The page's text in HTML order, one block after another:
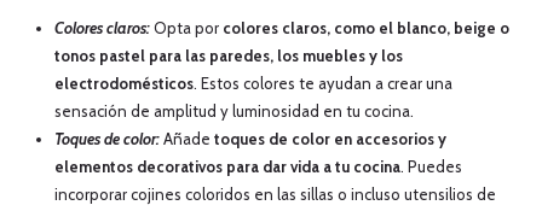
Colores claros:Opta por colores claros, como el blanco, beige o
tonos pastel para las paredes, los muebles y los
electrodomésticos. Estos colores te ayudan a crear una
sensación de amplitud y luminosidad en tu cocina.
Toques de color:Añade toques de color en accesorios y
elementos decorativos para dar vida a tu cocina. Puedes
incorporar cojines coloridos en las sillas o incluso utensilios de